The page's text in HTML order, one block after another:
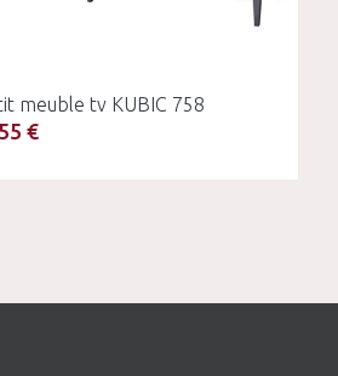
meuble tv KUBIC 758
€